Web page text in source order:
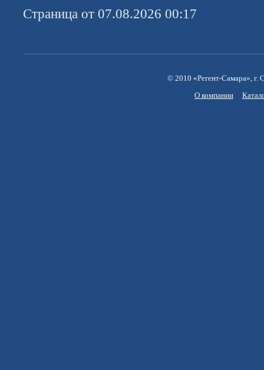
Страница от 07.08.2026 00:17
© 2010 «Регент-Самара», г.
О компании